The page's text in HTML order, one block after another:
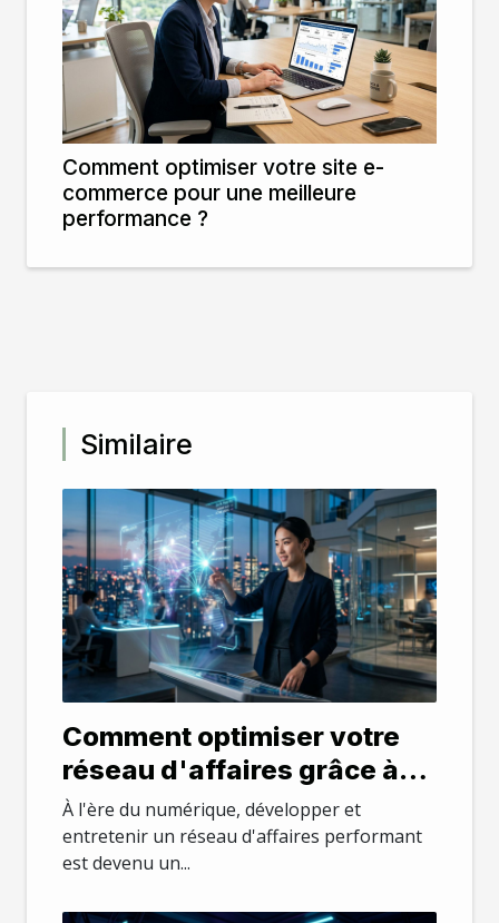
Comment optimiser votre site e-
commerce pour une meilleure
performance ?
Similaire
Comment optimiser votre
réseau d'affaires grâce à
des stratégies numériques
innovantes ?
À l'ère du numérique, développer et
entretenir un réseau d'affaires performant
est devenu un...